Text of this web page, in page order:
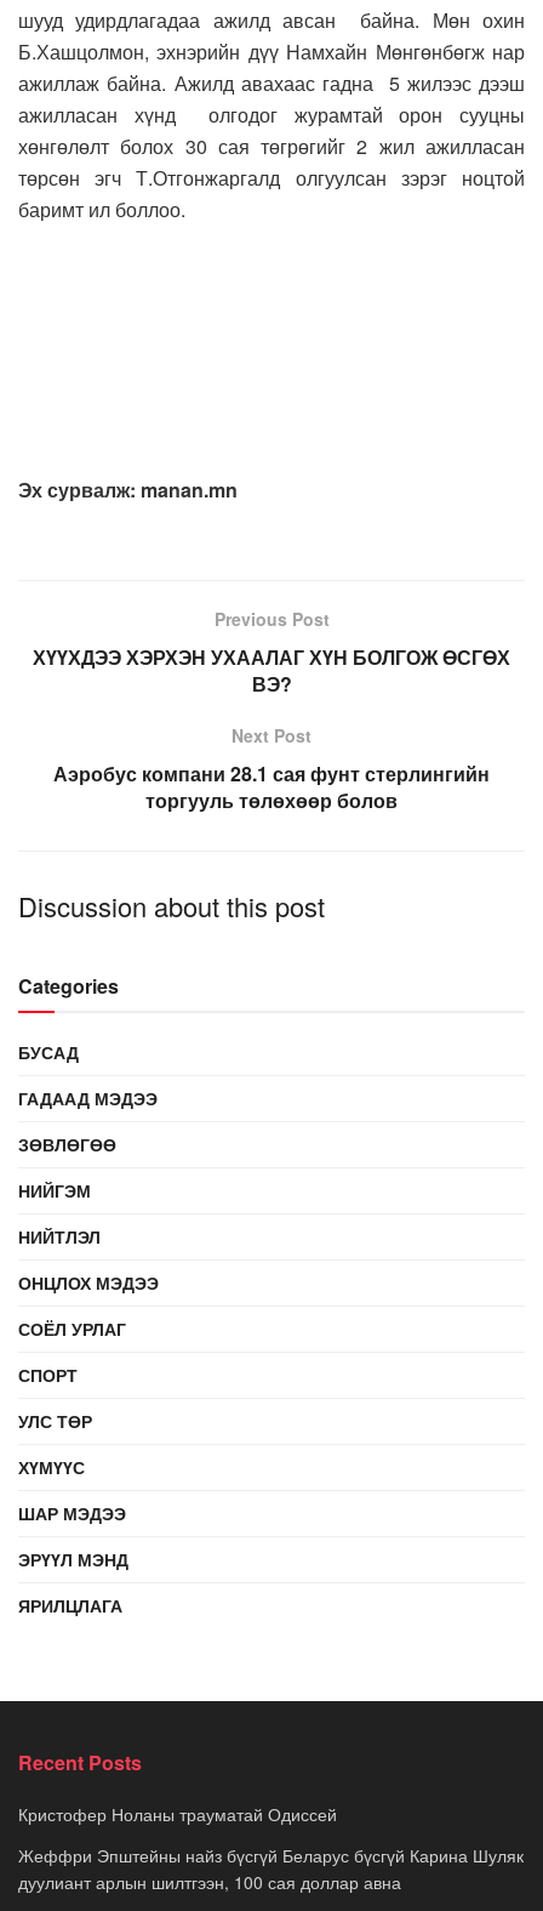
шууд удирдлагадаа ажилд авсан байна. Мөн охин
Б.Хашцолмон, эхнэрийн дүү Намхайн Мөнгөнбөгж нар
ажиллаж байна. Ажилд авахаас гадна 5 жилээс дээш
ажилласан хүнд олгодог журамтай орон сууцны
хөнгөлөлт болох 30 сая төгрөгийг 2 жил ажилласан
төрсөн эгч Т.Отгонжаргалд олгуулсан зэрэг ноцтой
баримт ил боллоо.
Эх сурвалж: manan.mn
Previous Post
ХҮҮХДЭЭ ХЭРХЭН УХААЛАГ ХҮН БОЛГОЖ ӨСГӨХ
ВЭ?
Next Post
Аэробус компани 28.1 сая фунт стерлингийн
торгууль төлөхөөр болов
Discussion about this post
Categories
БУСАД
ГАДААД МЭДЭЭ
ЗӨВЛӨГӨӨ
НИЙГЭМ
НИЙТЛЭЛ
ОНЦЛОХ МЭДЭЭ
СОЁЛ УРЛАГ
СПОРТ
УЛС ТӨР
ХҮМҮҮС
ШАР МЭДЭЭ
ЭРҮҮЛ МЭНД
ЯРИЛЦЛАГА
Recent Posts
Кристофер Ноланы трауматай Одиссей
Жеффри Эпштейны найз бүсгүй Беларус бүсгүй Карина Шуляк
дуулиант арлын шилтгээн, 100 сая доллар авна